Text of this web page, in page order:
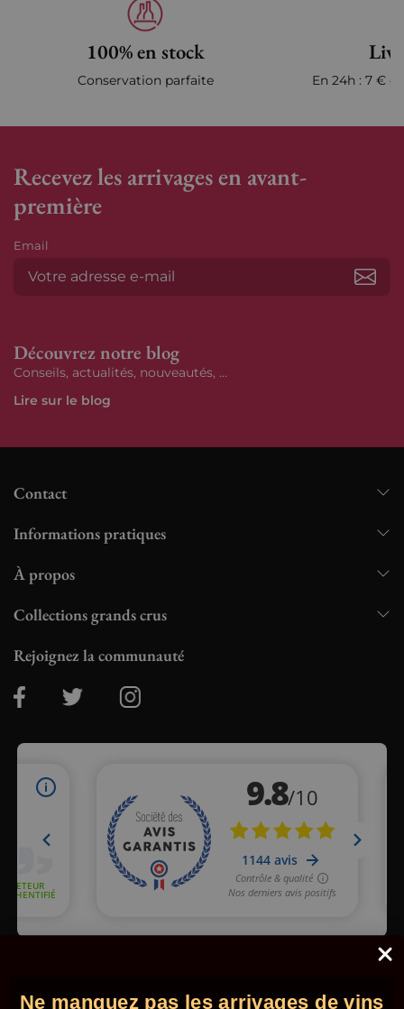
100% en stock
Conservation parfaite En 24h : 7 €
Recevez les arrivages en avant-
première
Email
Découvrez notre blog
Conseils, actualités, nouveautés, ...
Lire sur le blog
Contact
Informations pratiques
À propos
Collections grands crus
Rejoignez la communauté
© 2026 - Comptoir des Millésimes. Tous droits réservés.•
Ne manquez pas les arrivages de vins